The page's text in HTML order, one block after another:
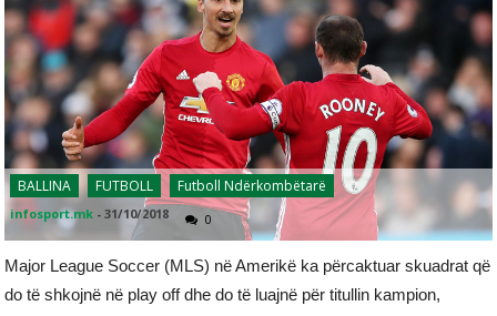
BALLINA FUTBOLL Futboll Ndërkombëtarë
infosport.mk -31/10/2018 0
Major League Soccer (MLS) në Amerikë ka përcaktuar skuadrat që
do të shkojnë në play off dhe do të luajnë për titullin kampion,